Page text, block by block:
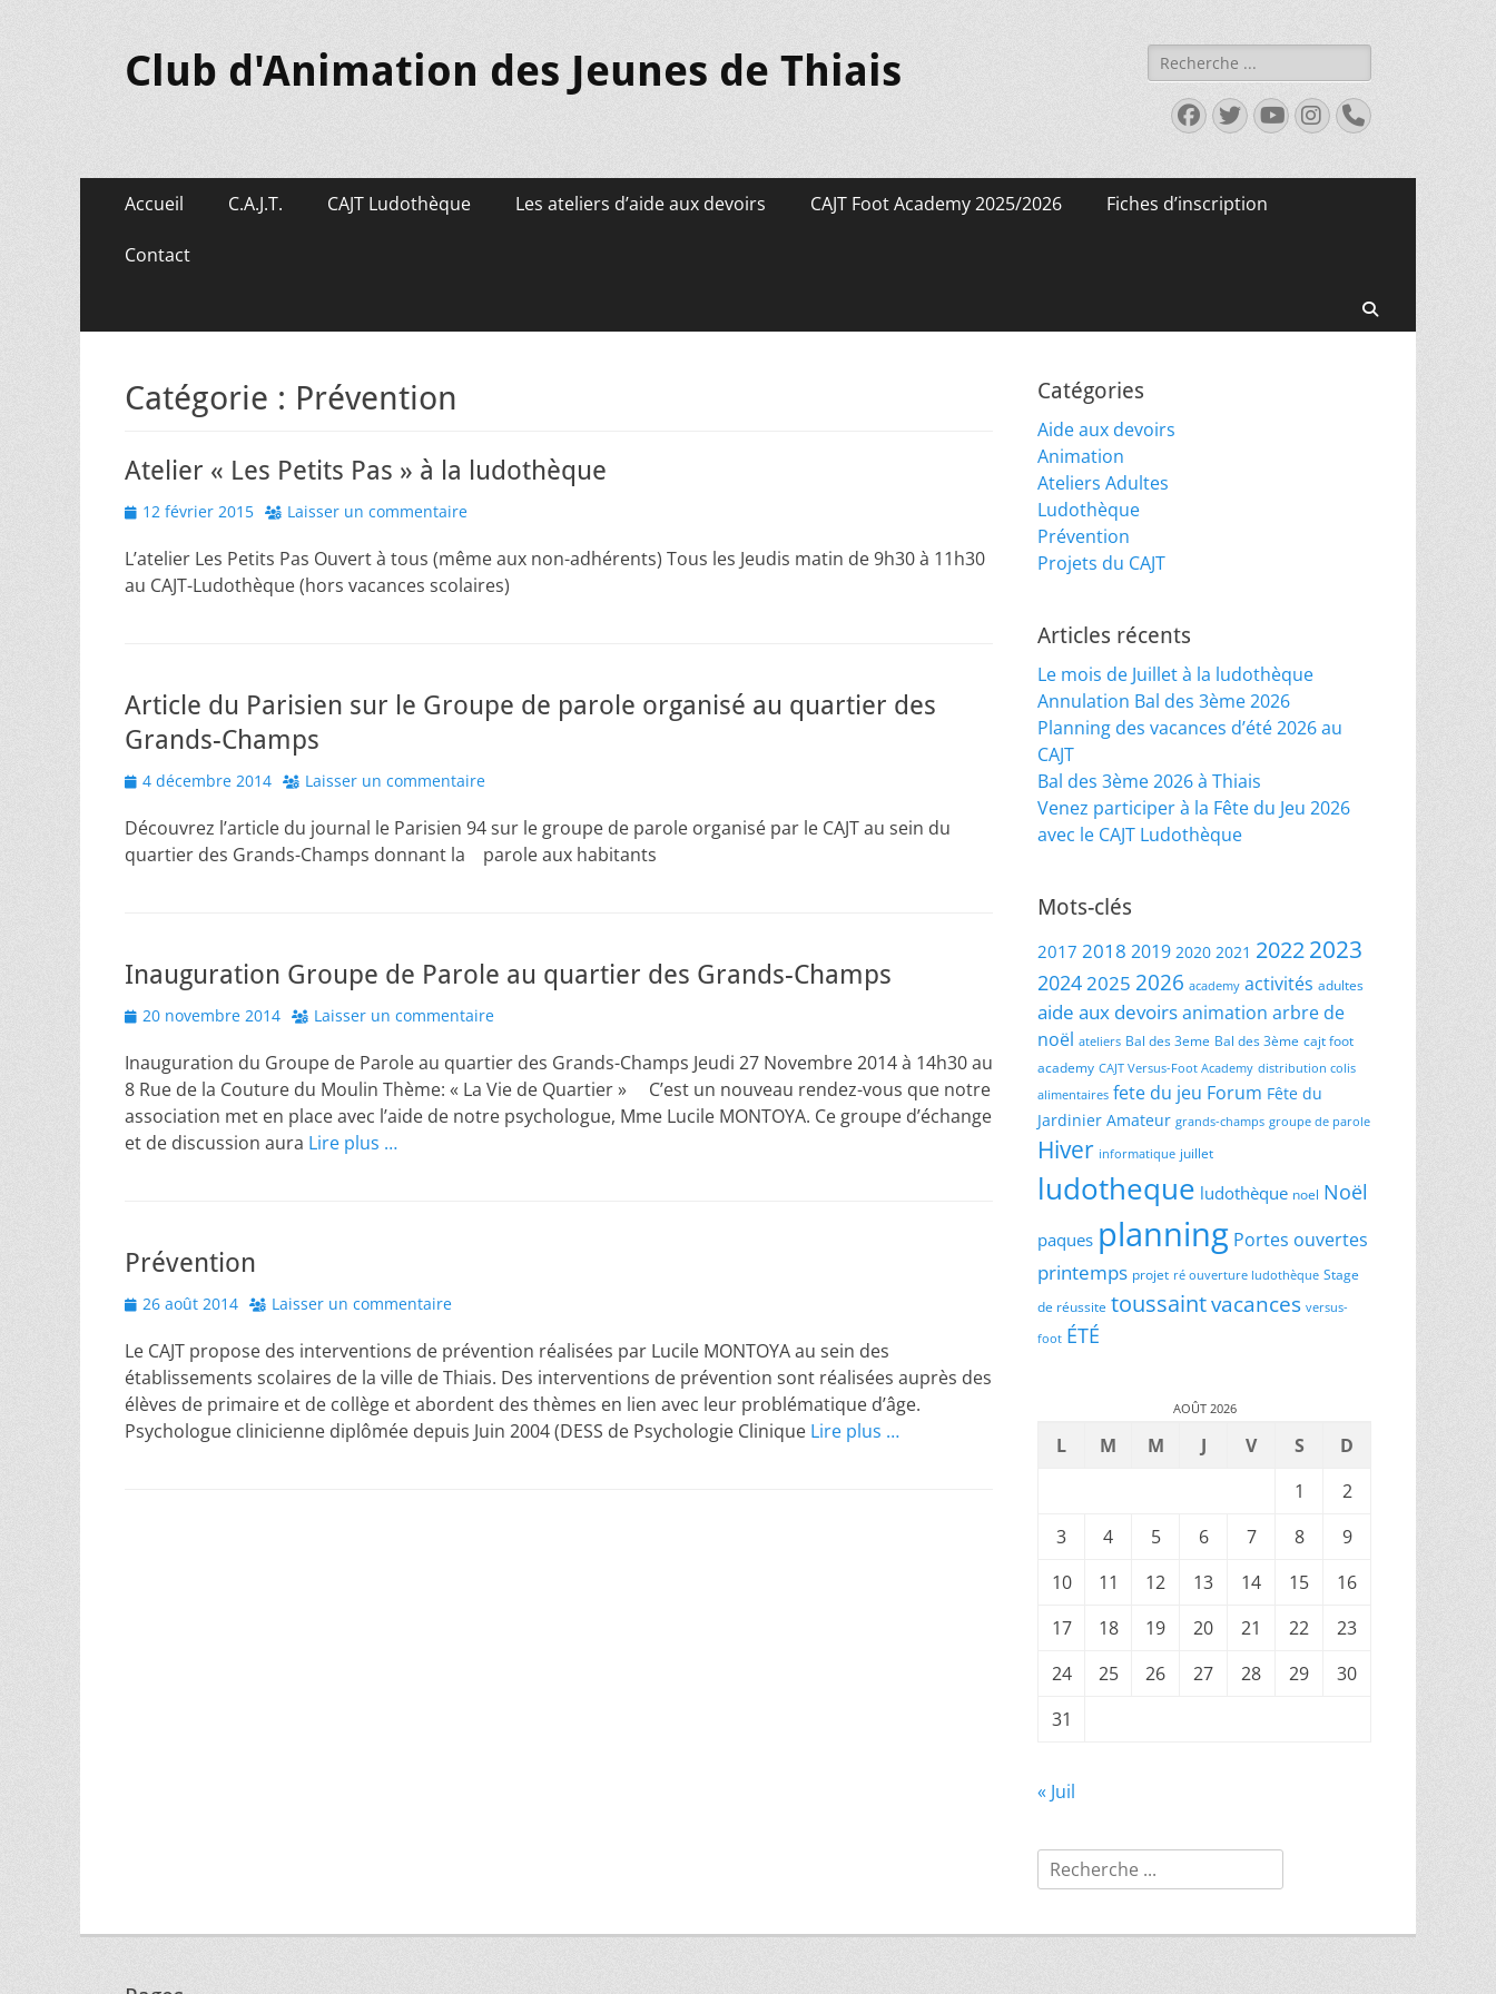
Club d'Animation des Jeunes de Thiais Rechercher :
Facebook
Twitter
YouTube
Instagram
Tél
Menu
contenu
Accueil C.A.J.T. CAJT Ludothèque Les ateliers d’aide aux devoirs CAJT Foot Academy 2025/2026 Fiches d’inscription
Contact
Catégorie : Prévention
Atelier « Les Petits Pas » à la ludothèque
Posted
12 février 2015 Laisser un commentaire
L’atelier Les Petits Pas Ouvert à tous (même aux non-adhérents) Tous les Jeudis matin de 9h30 à 11h30
au CAJT-Ludothèque (hors vacances scolaires)
Article du Parisien sur le Groupe de parole organisé au quartier des
Grands-Champs
Posted
4 décembre 2014 Laisser un commentaire
Découvrez l’article du journal le Parisien 94 sur le groupe de parole organisé par le CAJT au sein du
quartier des Grands-Champs donnant la parole aux habitants
Inauguration Groupe de Parole au quartier des Grands-Champs
Posted
20 novembre 2014 Laisser un commentaire
Inauguration du Groupe de Parole au quartier des Grands-Champs Jeudi 27 Novembre 2014 à 14h30 au
8 Rue de la Couture du Moulin Thème: « La Vie de Quartier » C’est un nouveau rendez-vous que notre
association met en place avec l’aide de notre psychologue, Mme Lucile MONTOYA. Ce groupe d’échange
et de discussion aura Lire plus …
Prévention
Posted
26 août 2014 Laisser un commentaire
Le CAJT propose des interventions de prévention réalisées par Lucile MONTOYA au sein des
établissements scolaires de la ville de Thiais. Des interventions de prévention sont réalisées auprès des
élèves de primaire et de collège et abordent des thèmes en lien avec leur problématique d’âge.
Psychologue clinicienne diplômée depuis Juin 2004 (DESS de Psychologie Clinique Lire plus …
Catégories
Aide aux devoirs
Animation
Ateliers Adultes
Ludothèque
Prévention
Projets du CAJT
Articles récents
Le mois de Juillet à la ludothèque
Annulation Bal des 3ème 2026
Planning des vacances d’été 2026 au
CAJT
Bal des 3ème 2026 à Thiais
Venez participer à la Fête du Jeu 2026
avec le CAJT Ludothèque
Mots-clés
2017 2018 2019 2020 2021 20222023
20242025 2026 academy activités adultes
aide aux devoirsanimation arbre de
noël ateliers Bal des 3eme Bal des 3ème cajt foot
academy CAJT Versus-Foot Academy distribution colis
alimentaires fete du jeu Forum Fête du
Jardinier Amateur grands-champs groupe de parole
Hiver informatique juillet
ludotheque ludothèque noel Noël
paques planning Portes ouvertes
printemps projet ré ouverture ludothèque Stage
de réussite toussaintvacances versus-
foot ÉTÉ
AOÛT 2026
L M M J V S
D
1
2
3
4 5 6 7 8
9
10
11 12 13 14 15
16
17
18 19 20 21 22
23
24
25 26 27 28 29
30
31
« Juil
Rechercher :